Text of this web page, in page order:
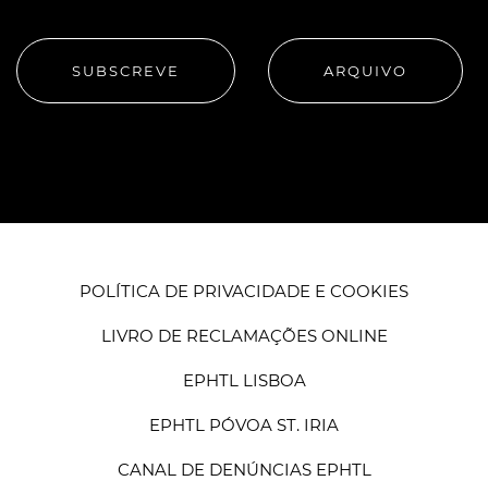
SUBSCREVE ARQUIVO
POLÍTICA DE PRIVACIDADE E COOKIES
LIVRO DE RECLAMAÇÕES ONLINE
EPHTL LISBOA
EPHTL PÓVOA ST. IRIA
CANAL DE DENÚNCIAS EPHTL